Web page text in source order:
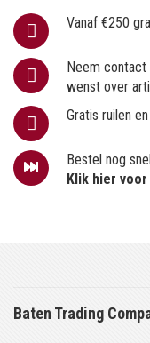
Vanaf €250
Neem contact
wenst over
Gratis ruilen
Bestel nog
Klik hier
Baten Trading